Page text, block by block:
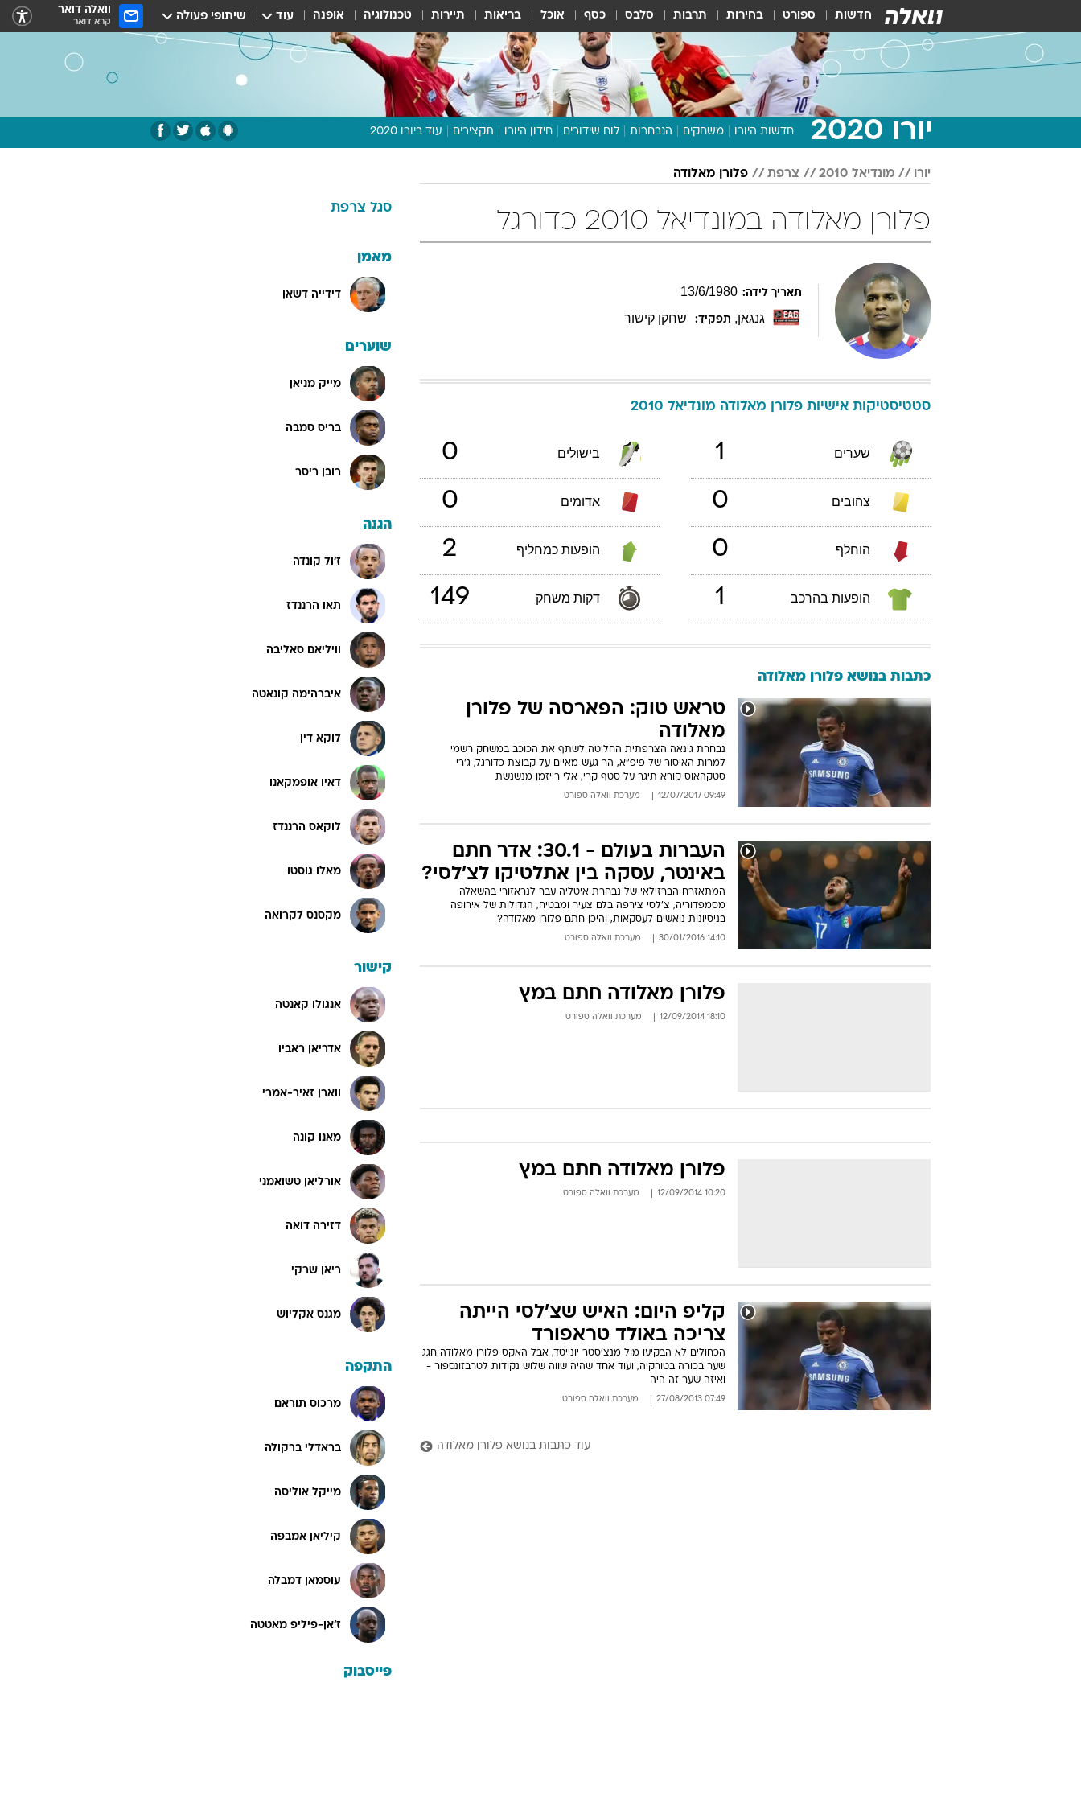
חדשות ספורט בחירות תרבות סלבס כסף אוכל בריאות תיירות טכנולוגיה אופנה עוד שיתופי פעולה וואלה דואר
קרא דואר
יורו 2020 חדשות היורו משחקים הנבחרות לוח שידורים חידון היורו תקצירים עוד ביורו 2020
תכנית היורו
דעות ופרשנויות
יורו מונדיאל 2010 צרפת פלורן מאלודה
פלורן מאלודה במונדיאל 2010 כדורגל
תאריך לידה: 13/6/1980
גנגאן, תפקיד: שחקן קישור
סטטיסטיקות אישיות פלורן מאלודה מונדיאל 2010
שערים 1 בישולים 0
צהובים 0 אדומים 0
הוחלף 0 הופעות כמחליף 2
הופעות בהרכב 1 דקות משחק 149
כתבות בנושא פלורן מאלודה
טראש טוק: הפארסה של פלורן
מאלודה
נבחרת גינאה הצרפתית החליטה לשתף את הכוכב במשחק רשמי
למרות האיסור של פיפ"א, הר געש מאיים על קבוצת כדורגל, ג'רי
סטקהאוס קורא תיגר על סטף קרי, אלי רייזמן מנשנשת
09:49 12/07/2017 מערכת וואלה ספורט
העברות בעולם - 30.1: אדר חתם
באינטר, עסקה בין אתלטיקו לצ'לסי?
המתאזרח הברזילאי של נבחרת איטליה עבר לנראזורי בהשאלה
מסמפדוריה, צ'לסי צירפה בלם צעיר ומבטיח, הגדולות של אירופה
בניסיונות נואשים לעסקאות, והיכן חתם פלורן מאלודה?
14:10 30/01/2016 מערכת וואלה ספורט
פלורן מאלודה חתם במץ
18:10 12/09/2014 מערכת וואלה ספורט
פלורן מאלודה חתם במץ
10:20 12/09/2014 מערכת וואלה ספורט
קליפ היום: האיש שצ'לסי הייתה
צריכה באולד טראפורד
הכחולים לא הבקיעו מול מנצ'סטר יונייטד, אבל האקס פלורן מאלודה חגג
שער בכורה בטורקיה, ועוד אחד שהיה שווה שלוש נקודות לטרבזונספור -
ואיזה שער זה היה
07:49 27/08/2013 מערכת וואלה ספורט
עוד כתבות בנושא פלורן מאלודה
סגל צרפת
מאמן
דידייה דשאן
שוערים
מייק מניאן
בריס סמבה
רובן ריסר
הגנה
ז'ול קונדה
תאו הרננדז
וויליאם סאליבה
איברהימה קונאטה
לוקא דין
דאיו אופמקאנו
לוקאס הרננדז
מאלו גוסטו
מקסנס לקרואה
קישור
אנגולו קאנטה
אדריאן ראביו
ווארן זאיר-אמרי
מאנו קונה
אורליאן טשואמני
דזירה דואה
ריאן שרקי
מגנס אקליוש
התקפה
מרכוס תוראם
בראדלי ברקולה
מייקל אוליסה
קיליאן אמבפה
עוסמאן דמבלה
ז'אן-פיליפ מאטטה
פייסבוק